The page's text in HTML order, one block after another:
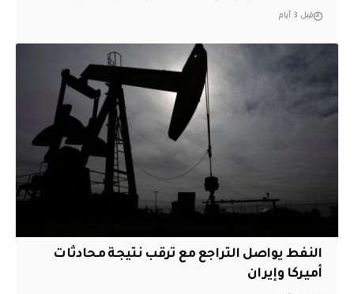
قبل 3 أيام
النفط يواصل التراجع مع ترقب نتيجة محادثات
أميركا وإيران